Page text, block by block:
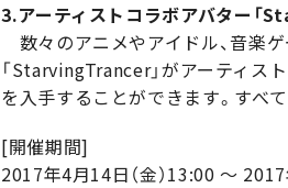
3.アーティストコラボアバター「
数々のアニメやアイドル、音楽
「StarvingTrancer」がアーティス
を入手することができます。すべ
[開催期間]
2017年4月14日（金）13:00 ～